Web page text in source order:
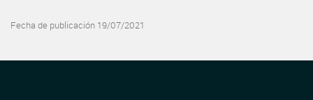
Fecha de publicación 19/07/2021